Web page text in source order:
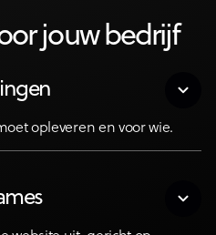
jouw bedrijf
opleveren en voor wie.